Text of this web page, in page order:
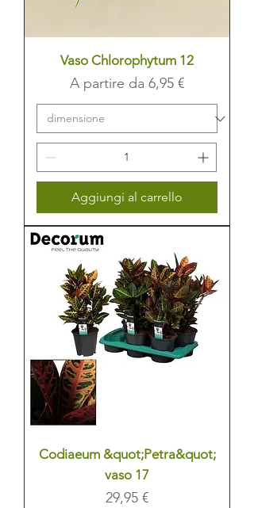
Vaso Chlorophytum 12
A partire da 6,95 €
Prezzo scontato
Aggiungi al carrello
Codiaeum &quot;Petra&quot;
vaso 17
Prezzo
29,95 €